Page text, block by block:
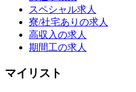
スペシャル求人
寮/社宅ありの求人
高収入の求人
期間工の求人
マイリスト